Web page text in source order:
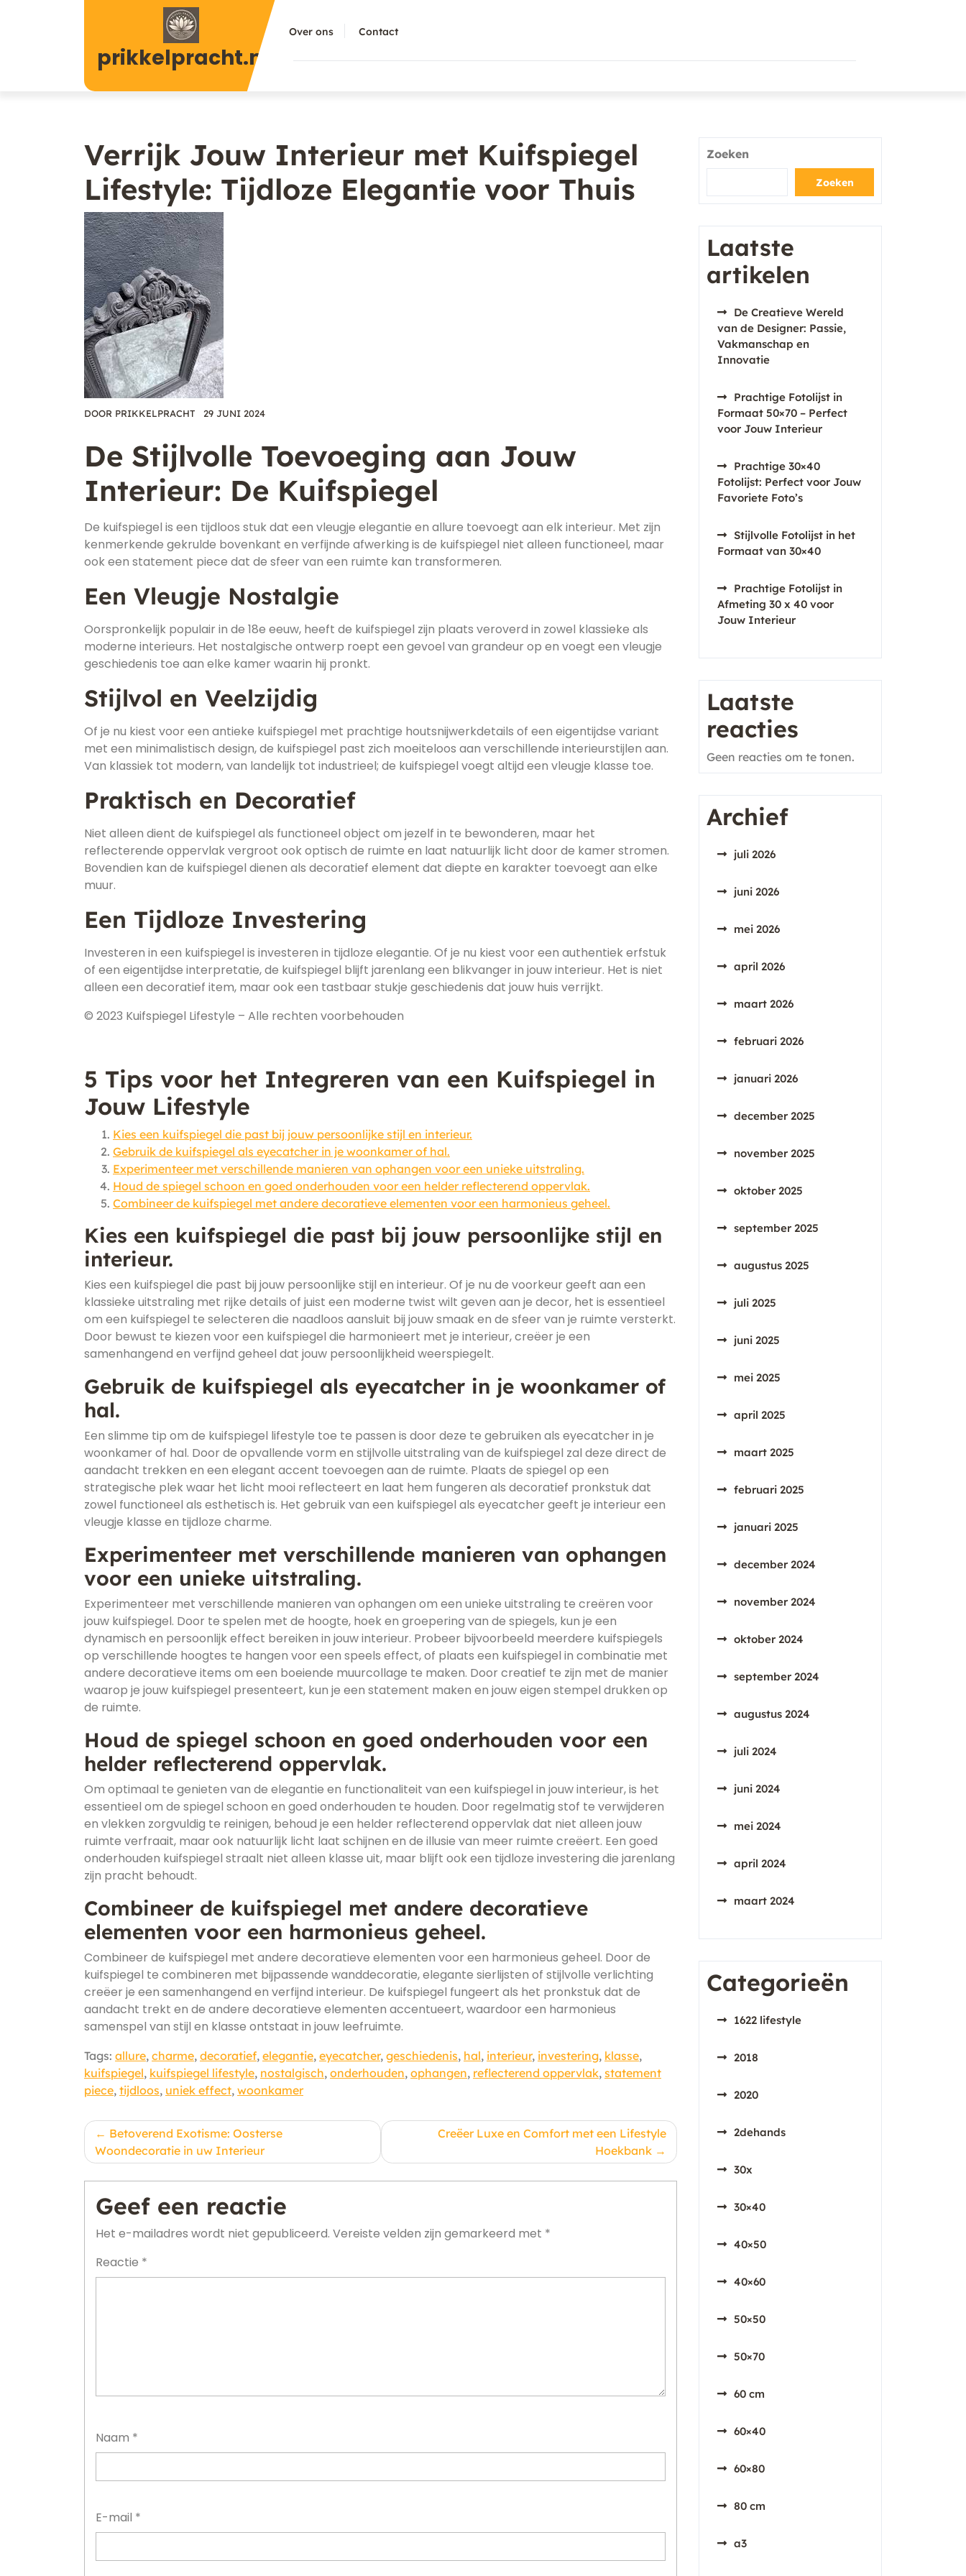
prikkelpracht.nl
Over ons Contact
Verrijk Jouw Interieur met Kuifspiegel
Lifestyle: Tijdloze Elegantie voor Thuis
DOOR PRIKKELPRACHT 29 JUNI 2024
De Stijlvolle Toevoeging aan Jouw
Interieur: De Kuifspiegel
De kuifspiegel is een tijdloos stuk dat een vleugje elegantie en allure toevoegt aan elk interieur. Met zijn
kenmerkende gekrulde bovenkant en verfijnde afwerking is de kuifspiegel niet alleen functioneel, maar
ook een statement piece dat de sfeer van een ruimte kan transformeren.
Een Vleugje Nostalgie
Oorspronkelijk populair in de 18e eeuw, heeft de kuifspiegel zijn plaats veroverd in zowel klassieke als
moderne interieurs. Het nostalgische ontwerp roept een gevoel van grandeur op en voegt een vleugje
geschiedenis toe aan elke kamer waarin hij pronkt.
Stijlvol en Veelzijdig
Of je nu kiest voor een antieke kuifspiegel met prachtige houtsnijwerkdetails of een eigentijdse variant
met een minimalistisch design, de kuifspiegel past zich moeiteloos aan verschillende interieurstijlen aan.
Van klassiek tot modern, van landelijk tot industrieel; de kuifspiegel voegt altijd een vleugje klasse toe.
Praktisch en Decoratief
Niet alleen dient de kuifspiegel als functioneel object om jezelf in te bewonderen, maar het
reflecterende oppervlak vergroot ook optisch de ruimte en laat natuurlijk licht door de kamer stromen.
Bovendien kan de kuifspiegel dienen als decoratief element dat diepte en karakter toevoegt aan elke
muur.
Een Tijdloze Investering
Investeren in een kuifspiegel is investeren in tijdloze elegantie. Of je nu kiest voor een authentiek erfstuk
of een eigentijdse interpretatie, de kuifspiegel blijft jarenlang een blikvanger in jouw interieur. Het is niet
alleen een decoratief item, maar ook een tastbaar stukje geschiedenis dat jouw huis verrijkt.
© 2023 Kuifspiegel Lifestyle – Alle rechten voorbehouden
5 Tips voor het Integreren van een Kuifspiegel in
Jouw Lifestyle
Kies een kuifspiegel die past bij jouw persoonlijke stijl en interieur.
Gebruik de kuifspiegel als eyecatcher in je woonkamer of hal.
Experimenteer met verschillende manieren van ophangen voor een unieke uitstraling.
Houd de spiegel schoon en goed onderhouden voor een helder reflecterend oppervlak.
Combineer de kuifspiegel met andere decoratieve elementen voor een harmonieus geheel.
Kies een kuifspiegel die past bij jouw persoonlijke stijl en
interieur.
Kies een kuifspiegel die past bij jouw persoonlijke stijl en interieur. Of je nu de voorkeur geeft aan een
klassieke uitstraling met rijke details of juist een moderne twist wilt geven aan je decor, het is essentieel
om een kuifspiegel te selecteren die naadloos aansluit bij jouw smaak en de sfeer van je ruimte versterkt.
Door bewust te kiezen voor een kuifspiegel die harmonieert met je interieur, creëer je een
samenhangend en verfijnd geheel dat jouw persoonlijkheid weerspiegelt.
Gebruik de kuifspiegel als eyecatcher in je woonkamer of
hal.
Een slimme tip om de kuifspiegel lifestyle toe te passen is door deze te gebruiken als eyecatcher in je
woonkamer of hal. Door de opvallende vorm en stijlvolle uitstraling van de kuifspiegel zal deze direct de
aandacht trekken en een elegant accent toevoegen aan de ruimte. Plaats de spiegel op een
strategische plek waar het licht mooi reflecteert en laat hem fungeren als decoratief pronkstuk dat
zowel functioneel als esthetisch is. Het gebruik van een kuifspiegel als eyecatcher geeft je interieur een
vleugje klasse en tijdloze charme.
Experimenteer met verschillende manieren van ophangen
voor een unieke uitstraling.
Experimenteer met verschillende manieren van ophangen om een unieke uitstraling te creëren voor
jouw kuifspiegel. Door te spelen met de hoogte, hoek en groepering van de spiegels, kun je een
dynamisch en persoonlijk effect bereiken in jouw interieur. Probeer bijvoorbeeld meerdere kuifspiegels
op verschillende hoogtes te hangen voor een speels effect, of plaats een kuifspiegel in combinatie met
andere decoratieve items om een boeiende muurcollage te maken. Door creatief te zijn met de manier
waarop je jouw kuifspiegel presenteert, kun je een statement maken en jouw eigen stempel drukken op
de ruimte.
Houd de spiegel schoon en goed onderhouden voor een
helder reflecterend oppervlak.
Om optimaal te genieten van de elegantie en functionaliteit van een kuifspiegel in jouw interieur, is het
essentieel om de spiegel schoon en goed onderhouden te houden. Door regelmatig stof te verwijderen
en vlekken zorgvuldig te reinigen, behoud je een helder reflecterend oppervlak dat niet alleen jouw
ruimte verfraait, maar ook natuurlijk licht laat schijnen en de illusie van meer ruimte creëert. Een goed
onderhouden kuifspiegel straalt niet alleen klasse uit, maar blijft ook een tijdloze investering die jarenlang
zijn pracht behoudt.
Combineer de kuifspiegel met andere decoratieve
elementen voor een harmonieus geheel.
Combineer de kuifspiegel met andere decoratieve elementen voor een harmonieus geheel. Door de
kuifspiegel te combineren met bijpassende wanddecoratie, elegante sierlijsten of stijlvolle verlichting
creëer je een samenhangend en verfijnd interieur. De kuifspiegel fungeert als het pronkstuk dat de
aandacht trekt en de andere decoratieve elementen accentueert, waardoor een harmonieus
samenspel van stijl en klasse ontstaat in jouw leefruimte.
Tags: allure, charme, decoratief, elegantie, eyecatcher, geschiedenis, hal, interieur, investering, klasse,
kuifspiegel, kuifspiegel lifestyle, nostalgisch, onderhouden, ophangen, reflecterend oppervlak, statement
piece, tijdloos, uniek effect, woonkamer
Berichtnavigatie
Betoverend Exotisme: Oosterse
Woondecoratie in uw Interieur
Creëer Luxe en Comfort met een Lifestyle
Hoekbank
Geef een reactie
Het e-mailadres wordt niet gepubliceerd. Vereiste velden zijn gemarkeerd met *
Reactie *
Naam *
E-mail *
Zoeken
Zoeken
Laatste
artikelen
De Creatieve Wereld
van de Designer: Passie,
Vakmanschap en
Innovatie
Prachtige Fotolijst in
Formaat 50×70 – Perfect
voor Jouw Interieur
Prachtige 30×40
Fotolijst: Perfect voor Jouw
Favoriete Foto’s
Stijlvolle Fotolijst in het
Formaat van 30×40
Prachtige Fotolijst in
Afmeting 30 x 40 voor
Jouw Interieur
Laatste
reacties
Geen reacties om te tonen.
Archief
juli 2026
juni 2026
mei 2026
april 2026
maart 2026
februari 2026
januari 2026
december 2025
november 2025
oktober 2025
september 2025
augustus 2025
juli 2025
juni 2025
mei 2025
april 2025
maart 2025
februari 2025
januari 2025
december 2024
november 2024
oktober 2024
september 2024
augustus 2024
juli 2024
juni 2024
mei 2024
april 2024
maart 2024
Categorieën
1622 lifestyle
2018
2020
2dehands
30x
30×40
40×50
40×60
50×50
50×70
60 cm
60×40
60×80
80 cm
a3